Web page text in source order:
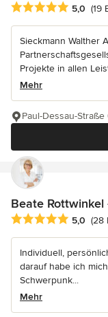
Durchschnittliche
5,0 (19
Sieckmann Walther
Projekte in allen
Mehr
Paul-Dessau-
Beate Rottwinkel
Durchschnittliche
5,0 (28
Individuell,
darauf habe ich
Schwerpunk...
Mehr